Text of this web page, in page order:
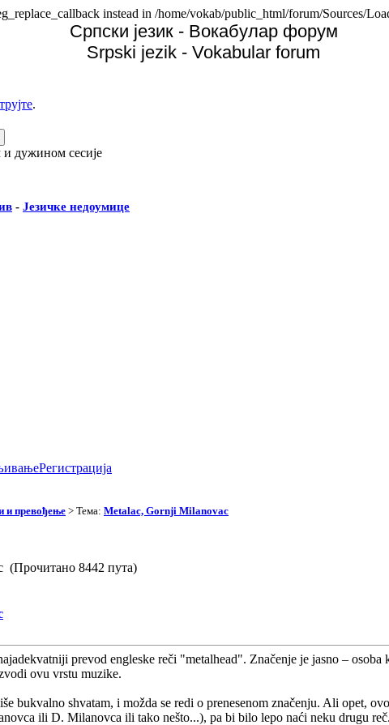
instead in /home/vokab/public_html/forum/Sources/
Српски језик - Вокабулар форум
Srpski jezik - Vokabular forum
.
дужином сесије
- Језичке недоумице
Регистрација
и превођење> Тема: Metalac, Gornji Milanovac
(Прочитано 8442 пута)
prevod engleske reči "metalhead". Značenje je jasno –
ovu vrstu muzike.
bukvalno shvatam, i možda se redi o prenesenom značenju. Ali opet, ovo
ili D. Milanovca ili tako nešto...), pa bi bilo lepo naći neku drugu